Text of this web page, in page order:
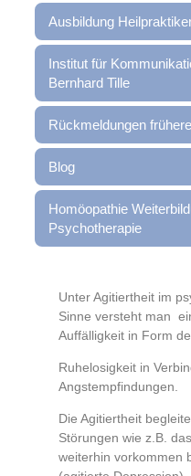
Ausbildung
Institut für
Bernhard Tille
Rückmeldungen
Blog
Homöopathie
Psychotherapie
Unter Agitiertheit im
Sinne versteht man
Auffälligkeit in Form
Ruhelosigkeit in
Angstempfindungen.
Die Agitiertheit
Störungen wie z.B.
weiterhin vorkommen